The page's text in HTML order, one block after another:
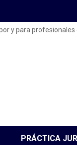
y para profesionales
PRÁCTICA